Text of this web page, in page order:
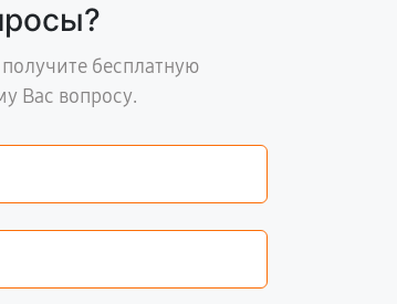
бесплатную
Вас вопросу.